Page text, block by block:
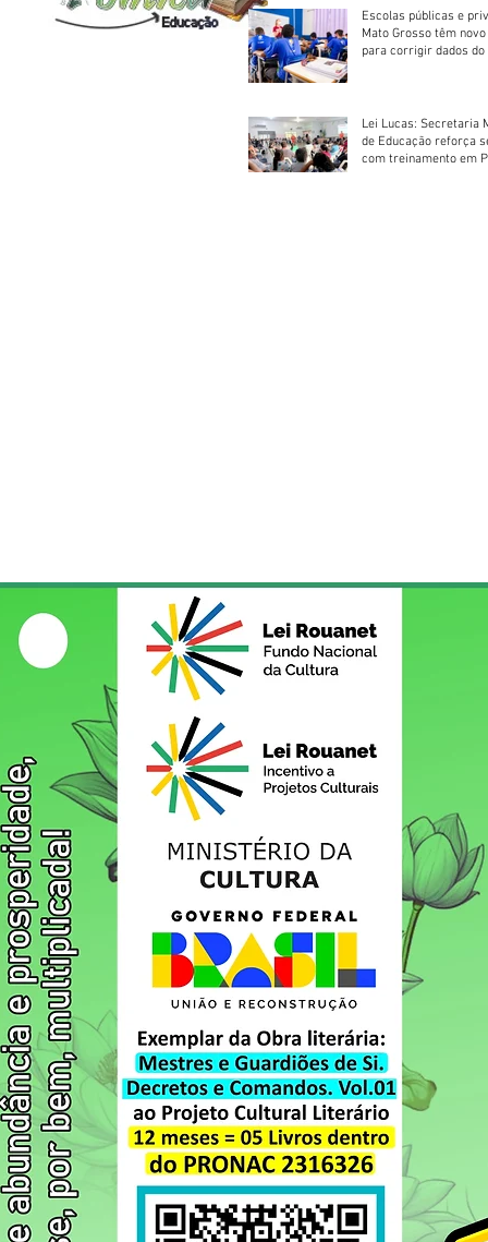
Escolas públicas e
Mato Grosso têm
para corrigir dados do
Lei Lucas: Secretaria
de Educação reforça
com treinamento em